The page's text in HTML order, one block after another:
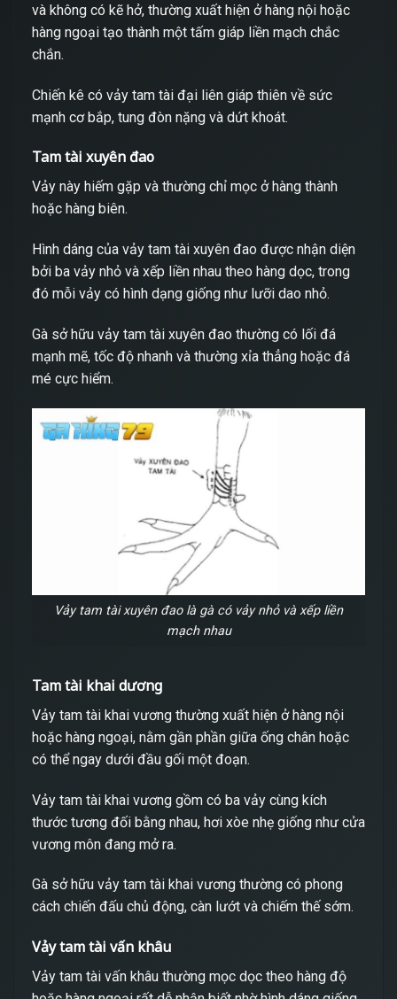
và không có kẽ hở, thường xuất hiện ở hàng nội hoặc
hàng ngoại tạo thành một tấm giáp liền mạch chắc
chắn.
Chiến kê có vảy tam tài đại liên giáp thiên về sức
mạnh cơ bắp, tung đòn nặng và dứt khoát.
Tam tài xuyên đao
Vảy này hiếm gặp và thường chỉ mọc ở hàng thành
hoặc hàng biên.
Hình dáng của vảy tam tài xuyên đao được nhận diện
bởi ba vảy nhỏ và xếp liền nhau theo hàng dọc, trong
đó mỗi vảy có hình dạng giống như lưỡi dao nhỏ.
Gà sở hữu vảy tam tài xuyên đao thường có lối đá
mạnh mẽ, tốc độ nhanh và thường xỉa thẳng hoặc đá
mé cực hiểm.
Vảy tam tài xuyên đao là gà có vảy nhỏ và xếp liền
mạch nhau
Tam tài khai dương
Vảy tam tài khai vương thường xuất hiện ở hàng nội
hoặc hàng ngoại, nằm gần phần giữa ống chân hoặc
có thể ngay dưới đầu gối một đoạn.
Vảy tam tài khai vương gồm có ba vảy cùng kích
thước tương đối bằng nhau, hơi xòe nhẹ giống như cửa
vương môn đang mở ra.
Gà sở hữu vảy tam tài khai vương thường có phong
cách chiến đấu chủ động, càn lướt và chiếm thế sớm.
Vảy tam tài vấn khâu
Vảy tam tài vấn khâu thường mọc dọc theo hàng độ